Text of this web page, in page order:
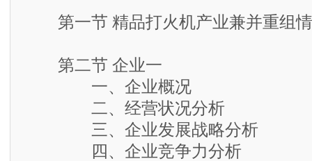
第一节 精品打火机产业兼并重组
第二节 企业一
一、企业概况
二、经营状况分析
三、企业发展战略分析
四、企业竞争力分析